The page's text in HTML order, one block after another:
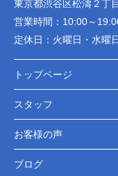
東京都渋谷区松濤２丁
営業時間： 10:00～
定休日： 火曜日・水曜
トップページ
スタッフ
お客様の声
ブログ